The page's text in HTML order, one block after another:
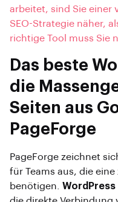
arbeitet, sind Sie einer
SEO-Strategie näher,
richtige Tool muss Sie
Das beste
die
Seiten aus
PageForge
PageForge zeichnet
für Teams aus, die
benötigen. WordPress